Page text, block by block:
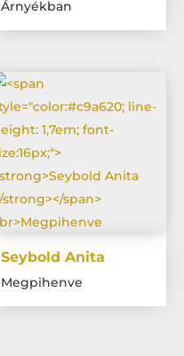
Árnyékban
Seybold Anita
Megpihenve